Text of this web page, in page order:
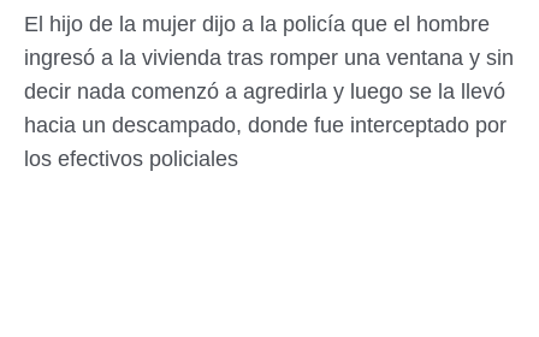
El hijo de la mujer dijo a la policía que el hombre
ingresó a la vivienda tras romper una ventana y sin
decir nada comenzó a agredirla y luego se la llevó
hacia un descampado, donde fue interceptado por
los efectivos policiales